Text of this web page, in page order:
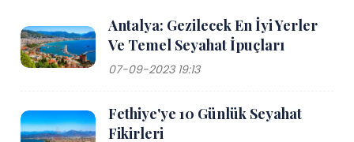
Antalya: Gezilecek En İyi Yerler
Ve Temel Seyahat İpuçları
07-09-2023 19:13
Fethiye'ye 10 Günlük Seyahat
Fikirleri